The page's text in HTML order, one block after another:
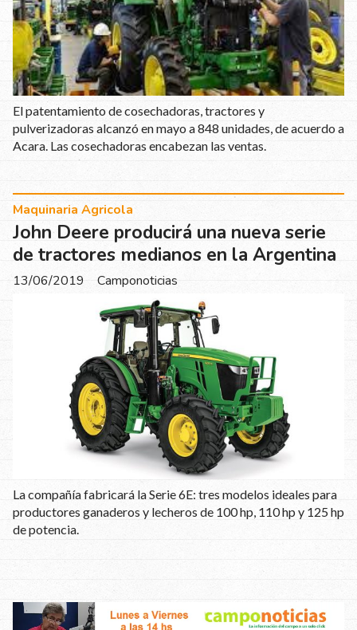
El patentamiento de cosechadoras, tractores y
pulverizadoras alcanzó en mayo a 848 unidades, de acuerdo a
Acara. Las cosechadoras encabezan las ventas.
John Deere producirá una nueva serie
de tractores medianos en la Argentina
Camponoticias
Maquinaria Agricola
13/06/2019
La compañía fabricará la Serie 6E: tres modelos ideales para
productores ganaderos y lecheros de 100 hp, 110 hp y 125 hp
de potencia.